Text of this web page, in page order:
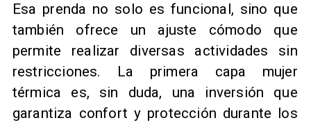
Esa prenda no solo es funcional, sino que
también ofrece un ajuste cómodo que
permite realizar diversas actividades sin
restricciones. La primera capa mujer
térmica es, sin duda, una inversión que
garantiza confort y protección durante los